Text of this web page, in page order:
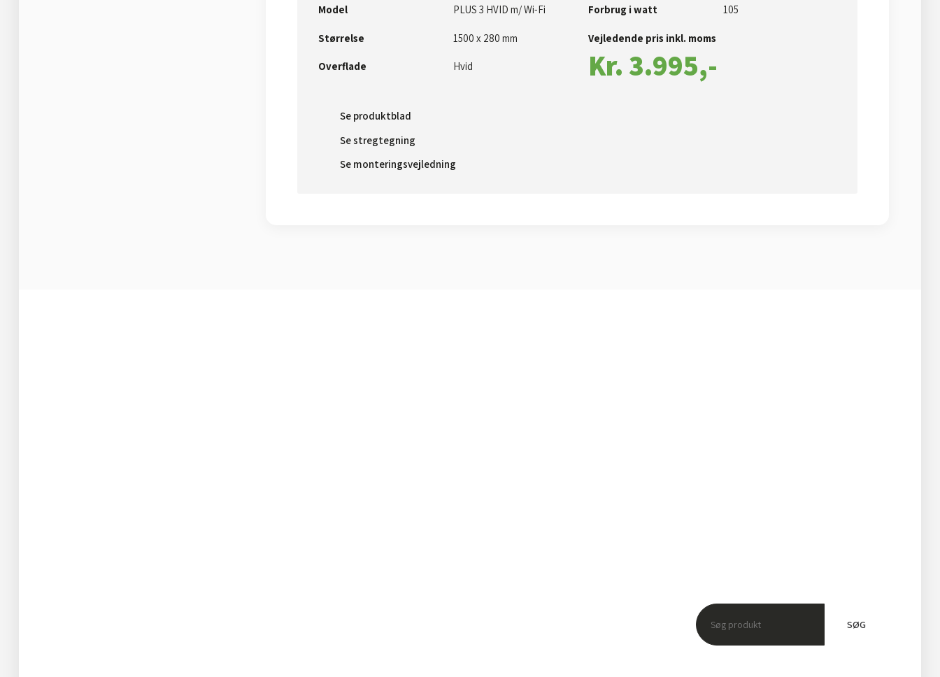
Model PLUS 3 HVID m/ Wi-Fi
Størrelse 1500 x 280 mm​​
Overflade Hvid​
Forbrug i watt 105​
Vejledende pris inkl. moms​
Kr. 3.995,-
Se produktblad​
Se stregtegning
Se monteringsvejledning